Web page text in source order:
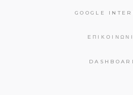
GOOGLE